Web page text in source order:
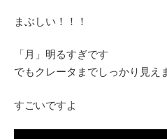
まぶしい！！！
「月」明るすぎです
でもクレータまでしっかり見え
すごいですよ